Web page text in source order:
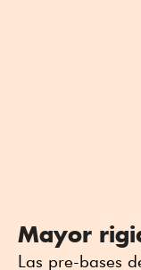
Mayor
Las pre-bases